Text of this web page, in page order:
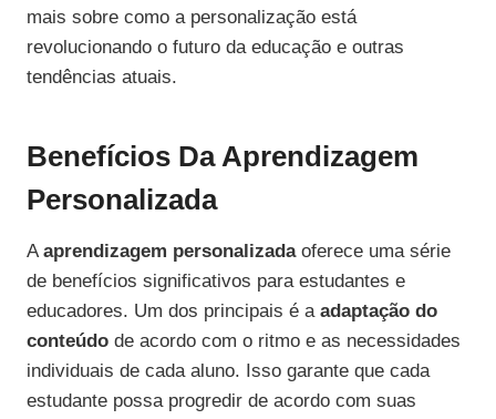
mais sobre como a personalização está
revolucionando o futuro da educação e outras
tendências atuais.
Benefícios Da Aprendizagem
Personalizada
Aaprendizagem personalizadaoferece uma série
de benefícios significativos para estudantes e
educadores. Um dos principais é a adaptação do
conteúdo de acordo com o ritmo e as necessidades
individuais de cada aluno. Isso garante que cada
estudante possa progredir de acordo com suas